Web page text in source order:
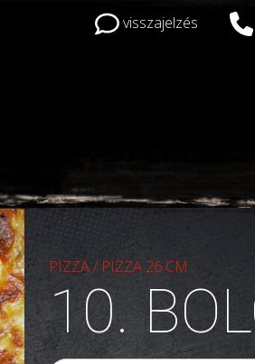
visszajelzés
PIZZA/ PIZZA 26 CM
10.